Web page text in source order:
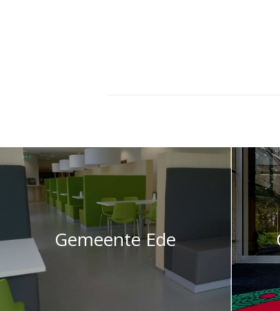
Gemeente Ede